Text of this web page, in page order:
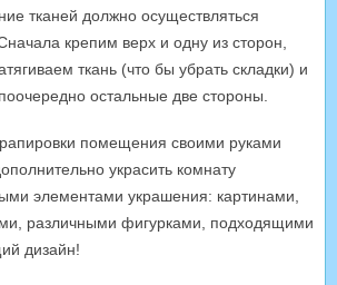
тканей должно осуществляться
крепим верх и одну из сторон,
ткань (что бы убрать складки) и
остальные две стороны.
помещения своими руками
украсить комнату
элементами украшения: картинами,
различными фигурками, подходящими
дизайн!